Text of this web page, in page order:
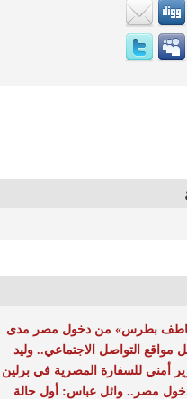
بطرس» من دخول مصر مدى
التواصل الاجتماعي.. وليد
أمني للسفارة المصرية في برلين
مصر.. وائل عباس: أول حالة